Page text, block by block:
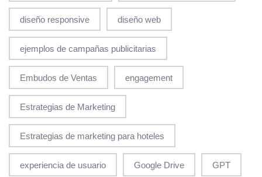
diseño responsive diseño web
ejemplos de campañas publicitarias
Embudos de Ventas engagement
Estrategias de Marketing
Estrategias de marketing para hoteles
experiencia de usuario Google Drive GPT